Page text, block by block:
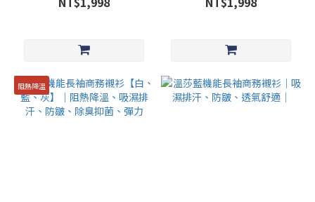
防皺、彈力｜貨號：
吸濕排汗、防皺、彈力
阻熱降溫